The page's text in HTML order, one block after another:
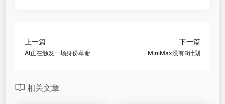
上一篇
AI正在触发一场身份革命
下一篇
MiniMax没有B计划
相关文章